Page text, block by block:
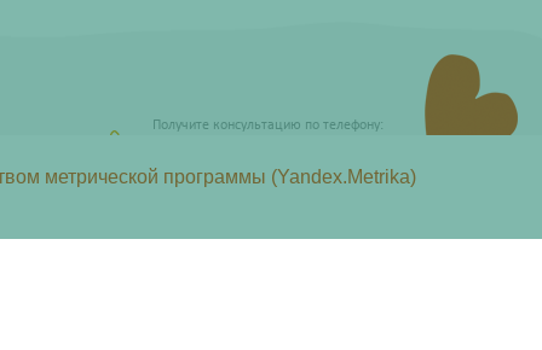
Получите консультацию по телефону:
метрической программы (Yandex.Metrika)